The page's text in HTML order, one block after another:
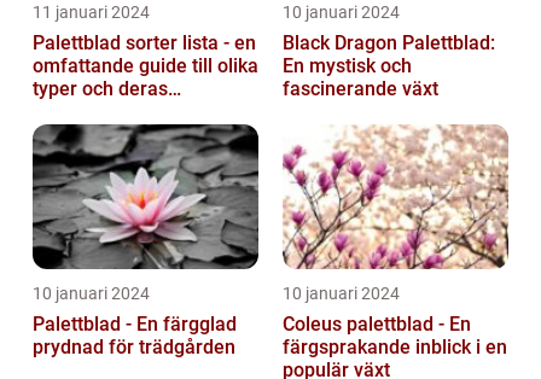
11 januari 2024
Palettblad sorter lista - en
omfattande guide till olika
typer och deras
10 januari 2024
Black Dragon Palettblad:
En mystisk och
fascinerande växt
10 januari 2024
Palettblad - En färgglad
prydnad för trädgården
10 januari 2024
Coleus palettblad - En
färgsprakande inblick i en
populär växt